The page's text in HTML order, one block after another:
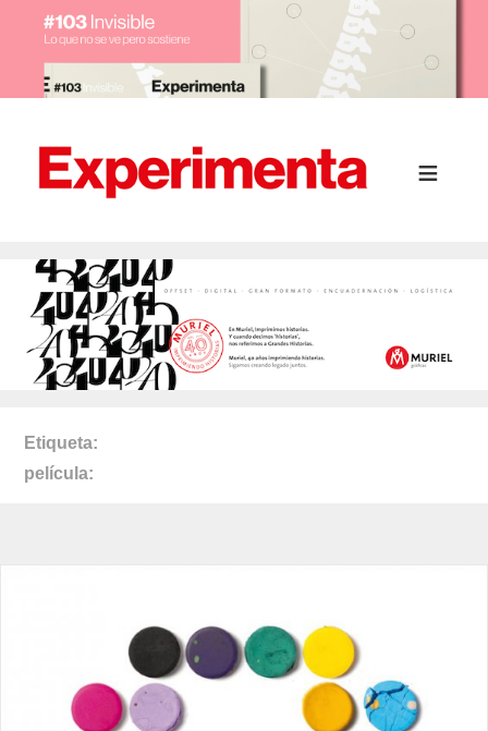
Etiqueta
película